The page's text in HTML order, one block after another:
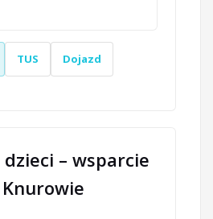
TUS Dojazd
– wsparcie